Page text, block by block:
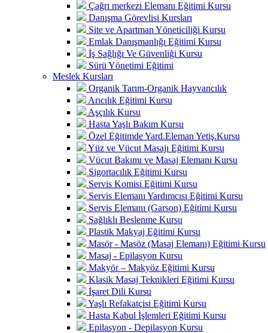
Çağrı merkezi Elemanı Eğitimi Kursu
Danışma Görevlisi Kursları
Site ve Apartman Yöneticiliği Kursu
Emlak Danışmanlığı Eğitimi Kursu
İş Sağlığı Ve Güvenliği Kursu
Sürü Yönetimi Eğitimi
Meslek Kursları
Organik Tarım-Organik Hayvancılık
Arıcılık Eğitimi Kursu
Aşçılık Kursu
Hasta Yaşlı Bakım Kursu
Özel Eğitimde Yard.Eleman Yetiş.Kursu
Yüz ve Vücut Masajı Eğitimi Kursu
Vücut Bakımı ve Masaj Elemanı Kursu
Sigortacılık Eğitimi Kursu
Servis Komisi Eğitimi Kursu
Servis Elemanı Yardımcısı Eğitimi Kursu
Servis Elemanı (Garson) Eğitimi Kursu
Sağlıklı Beslenme Kursu
Plastik Makyaj Eğitimi Kursu
Masör - Masöz (Masaj Elemanı) Eğitimi Kursu
Masaj - Epilasyon Kursu
Makyör – Makyöz Eğitimi Kursu
Klasik Masaj Teknikleri Eğitimi Kursu
İşaret Dili Kursu
Yaşlı Refakatçisi Eğitimi Kursu
Hasta Kabul İşlemleri Eğitimi Kursu
Epilasyon - Depilasyon Kursu